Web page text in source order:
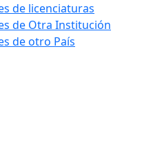
de licenciaturas
de Otra Institución
de otro País